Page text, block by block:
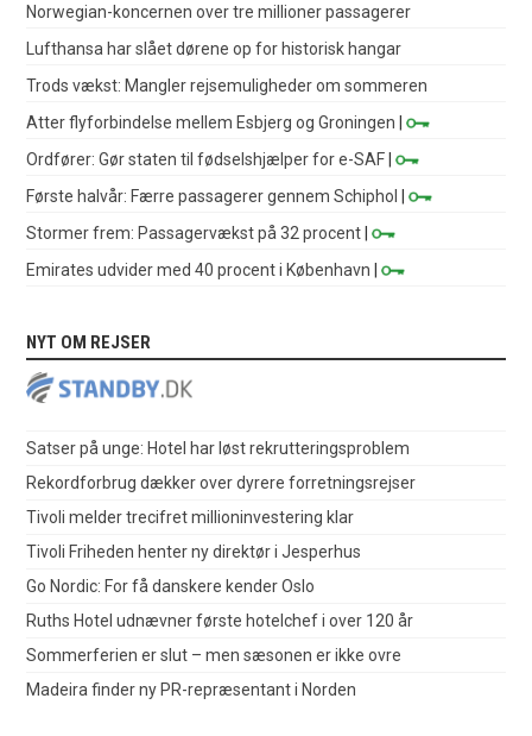
Norwegian-koncernen over tre millioner passagerer
Lufthansa har slået dørene op for historisk hangar
Trods vækst: Mangler rejsemuligheder om sommeren
Atter flyforbindelse mellem Esbjerg og Groningen |
Ordfører: Gør staten til fødselshjælper for e-SAF |
Første halvår: Færre passagerer gennem Schiphol
|
Stormer frem: Passagervækst på 32 procent |
Emirates udvider med 40 procent i København |
NYT OM REJSER
Satser på unge: Hotel har løst rekrutteringsproblem
Rekordforbrug dækker over dyrere forretningsrejser
Tivoli melder trecifret millioninvestering klar
Tivoli Friheden henter ny direktør i Jesperhus
Go Nordic: For få danskere kender Oslo
Ruths Hotel udnævner første hotelchef i over 120 år
Sommerferien er slut – men sæsonen er ikke ovre
Madeira finder ny PR-repræsentant i Norden